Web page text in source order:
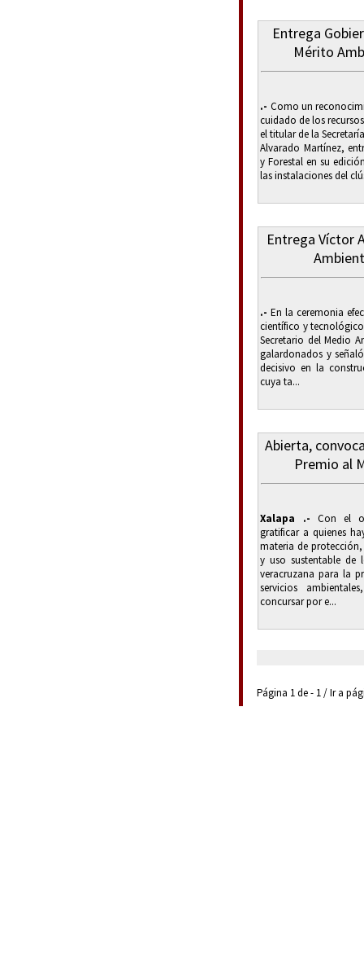
Entrega
Mérito
.- Como un
cuidado de los
el titular de la
Alvarado Martínez,
y Forestal en su
las instalaciones del
Entrega Víctor
.- En la ceremonia
científico y
Secretario del Medio
galardonados y
decisivo en la
cuya ta...
Abierta,
Premio al
Xalapa .- Con el
gratificar a quienes
materia de
y uso sustentable de
veracruzana para la
servicios
concursar por e...
Página 1 de - 1 / Ir a